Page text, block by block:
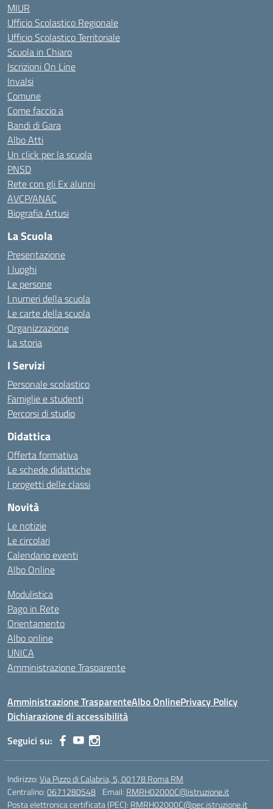
MIUR
Ufficio Scolastico Regionale
Ufficio Scolastico Territoriale
Scuola in Chiaro
Iscrizioni On Line
Invalsi
Comune
Come faccio a
Bandi di Gara
Albo Atti
Un click per la scuola
PNSD
Rete con gli Ex alunni
AVCP/ANAC
Biografia Artusi
La Scuola
Presentazione
I luoghi
Le persone
I numeri della scuola
Le carte della scuola
Organizzazione
La storia
I Servizi
Personale scolastico
Famiglie e studenti
Percorsi di studio
Didattica
Offerta formativa
Le schede didattiche
I progetti delle classi
Novità
Le notizie
Le circolari
Calendario eventi
Albo Online
Modulistica
Pago in Rete
Orientamento
Albo online
UNICA
Amministrazione Trasparente
Amministrazione TrasparenteAlbo OnlinePrivacy Policy
Dichiarazione di accessibilità
Seguici su:
Indirizzo:Via Pizzo di Calabria, 5, 00178 Roma RM
Centralino:0671280548 Email: RMRH02000C@istruzione.it
Posta elettronica certificata (PEC): RMRH02000C@pec.istruzione.it